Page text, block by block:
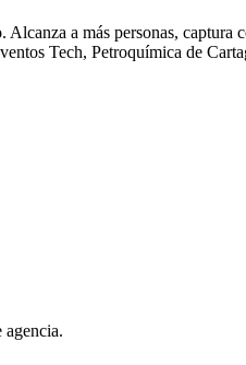
a más personas,
Tech, Petroquímica de
agencia.